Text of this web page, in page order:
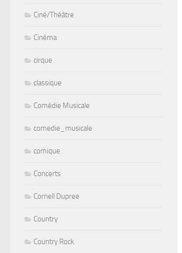
Ciné/Théâtre
Cinéma
cirque
classique
Comédie Musicale
comedie_musicale
comique
Concerts
Cornell Dupree
Country
Country Rock